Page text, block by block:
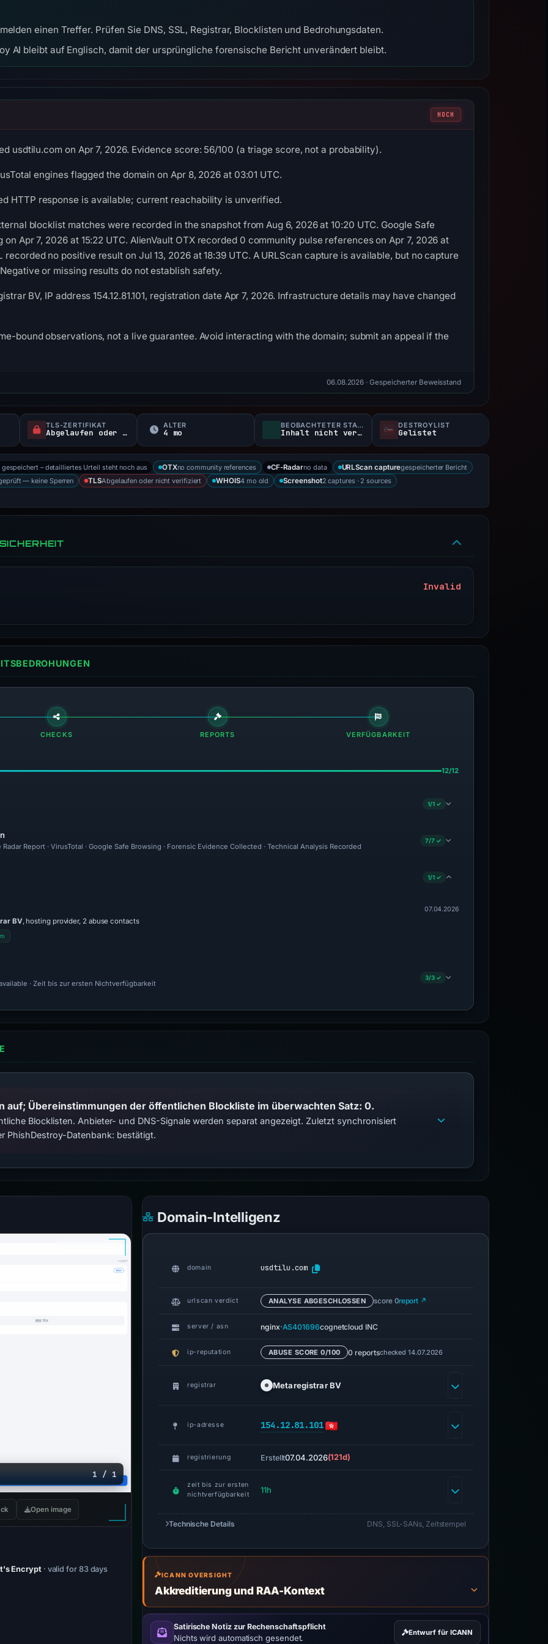
einen Treffer. Prüfen Sie DNS, SSL, Registrar, Blocklisten und Bedrohungsdaten.
AI bleibt auf Englisch, damit der ursprüngliche forensische Bericht unverändert bleibt.
HOCH
usdtilu.com on Apr 7, 2026. Evidence score: 56/100 (a triage score, not a probability).
engines flagged the domain on Apr 8, 2026 at 03:01 UTC.
HTTP response is available; current reachability is unverified.
blocklist matches were recorded in the snapshot from Aug 6, 2026 at 10:20 UTC. Google Safe
Apr 7, 2026 at 15:22 UTC. AlienVault OTX recorded 0 community pulse references on Apr 7, 2026 at
recorded no positive result on Jul 13, 2026 at 18:39 UTC. A URLScan capture is available, but no capture
or missing results do not establish safety.
BV, IP address 154.12.81.101, registration date Apr 7, 2026. Infrastructure details may have changed
bound observations, not a live guarantee. Avoid interacting with the domain; submit an appeal if the
06.08.2026 · Gespeicherter Beweisstand
TLS-ZERTIFIKAT
Abgelaufen oder nicht verifiziert
ALTER
4 mo
BEOBACHTETER STATUS
Inhalt nicht verfügbar
DESTROYLIST
Gelistet
gespeichert – detailliertes Urteil steht noch aus OTXno community references CF-Radarno data URLScan capturegespeicherter Bericht
— keine Sperren
TLSAbgelaufen oder nicht verifiziert WHOIS4 mo old Screenshot2 captures · 2 sources
Invalid
CHECKS REPORTS VERFÜGBARKEIT
12/12
1/1 ✓
Radar Report · VirusTotal · Google Safe Browsing · Forensic Evidence Collected · Technical Analysis Recorded
7/7 ✓
1/1 ✓
BV, hosting provider, 2 abuse contacts
07.04.2026
· Zeit bis zur ersten Nichtverfügbarkeit
3/3 ✓
auf; Übereinstimmungen der öffentlichen Blockliste im überwachten Satz: 0.
Blocklisten. Anbieter- und DNS-Signale werden separat angezeigt. Zuletzt synchronisiert
PhishDestroy-Datenbank: bestätigt.
1 / 1
Open image
Encrypt · valid for 83 days
Domain-Intelligenz
domain usdtilu.com
urlscan verdict ANALYSE ABGESCHLOSSEN score 0report ↗
server / asn nginx·AS401696cognetcloud INC
ip-reputation ABUSE SCORE 0/100 0 reportschecked 14.07.2026
registrar Metaregistrar BV
ip-adresse 154.12.81.101
registrierung Erstellt07.04.2026(121d)
zeit bis zur ersten
nichtverfügbarkeit
11h
Technische Details DNS, SSL-SANs, Zeitstempel
ICANN OVERSIGHT
Akkreditierung und RAA-Kontext
Satirische Notiz zur Rechenschaftspflicht
Nichts wird automatisch gesendet.
Entwurf für ICANN